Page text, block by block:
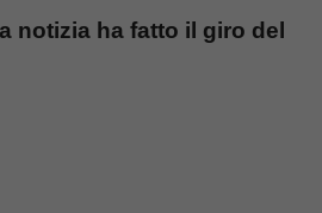
notizia ha fatto il giro del